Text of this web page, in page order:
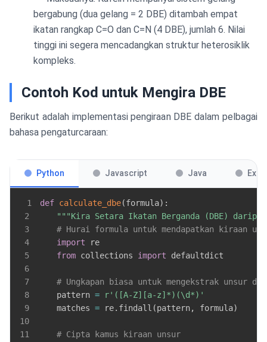
bergabung (dua gelang = 2 DBE) ditambah empat
ikatan rangkap C=O dan C=N (4 DBE), jumlah 6. Nilai
tinggi ini segera mencadangkan struktur heterosiklik
kompleks.
Contoh Kod untuk Mengira DBE
Berikut adalah implementasi pengiraan DBE dalam pelbagai
bahasa pengaturcaraan:
Python Javascript Java
1 def calculate_dbe(formula) :
2
"""Kira Setara Ikatan Berganda (DBE)
3
# Hurai formula untuk mendapatkan kiraan
4
import
re
5
from collections import
6
7
# Ungkapan biasa untuk mengekstrak unsur
8
    pattern
=
r'([A-Z][a-z]*)(\d*)'
9
    matches
= re. findall (pattern, formula)
10
11
# Cipta kamus kiraan unsur